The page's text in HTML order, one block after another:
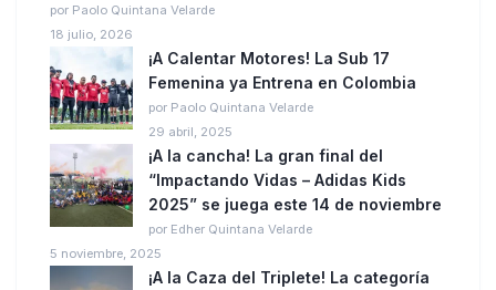
por Paolo Quintana Velarde
18 julio, 2026
¡A Calentar Motores! La Sub 17
Femenina ya Entrena en Colombia
por Paolo Quintana Velarde
29 abril, 2025
¡A la cancha! La gran final del
“Impactando Vidas – Adidas Kids
2025” se juega este 14 de noviembre
por Edher Quintana Velarde
5 noviembre, 2025
¡A la Caza del Triplete! La categoría